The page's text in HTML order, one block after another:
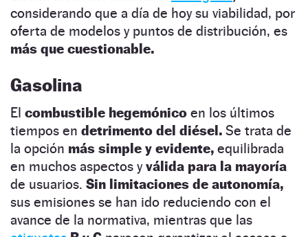
considerando que a día de hoy su viabilidad, por
oferta de modelos y puntos de distribución, es
más que cuestionable.
Gasolina
El combustible hegemónico en los últimos
tiempos en detrimento del diésel. Se trata de
la opción más simple y evidente, equilibrada
en muchos aspectos yválida para la mayoría
de usuarios. Sin limitaciones de autonomía,
sus emisiones se han ido reduciendo con el
avance de la normativa, mientras que las